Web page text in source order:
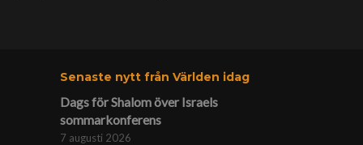
Senaste nytt från Världen idag
Dags för Shalom över Israels
sommarkonferens
7 augusti 2026